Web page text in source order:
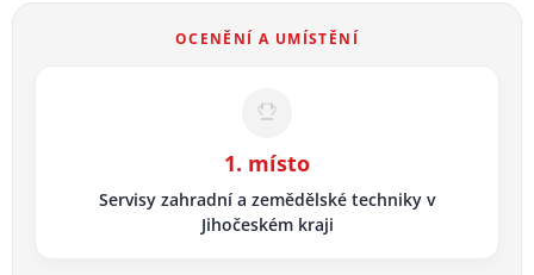
OCENĚNÍ A UMÍSTĚNÍ
1. místo
Servisy zahradní a zemědělské techniky v
Jihočeském kraji